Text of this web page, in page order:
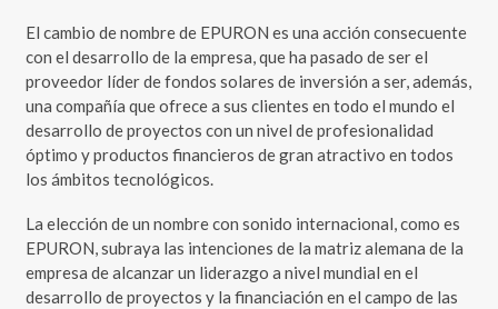
El cambio de nombre de EPURON es una acción consecuente
con el desarrollo de la empresa, que ha pasado de ser el
proveedor líder de fondos solares de inversión a ser, además,
una compañía que ofrece a sus clientes en todo el mundo el
desarrollo de proyectos con un nivel de profesionalidad
óptimo y productos financieros de gran atractivo en todos
los ámbitos tecnológicos.
La elección de un nombre con sonido internacional, como es
EPURON, subraya las intenciones de la matriz alemana de la
empresa de alcanzar un liderazgo a nivel mundial en el
desarrollo de proyectos y la financiación en el campo de las